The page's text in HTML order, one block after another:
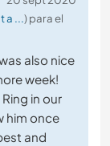
a ...) para el
also nice
week!
in our
him once
and